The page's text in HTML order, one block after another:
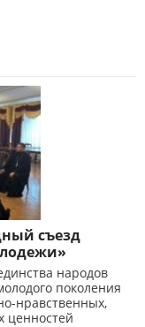
съезд
народов
поколения
нравственных,
ценностей